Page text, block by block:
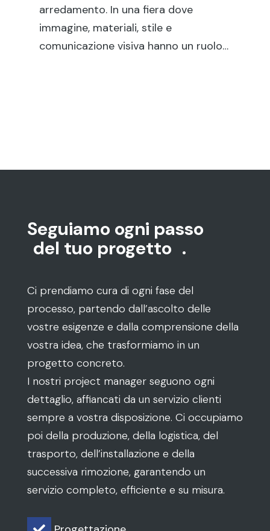
arredamento. In una fiera dove
immagine, materiali, stile e
comunicazione visiva hanno un ruolo…
Seguiamo ogni passo
del tuo progetto .
Ci prendiamo cura di ogni fase del
processo, partendo dall’ascolto delle
vostre esigenze e dalla comprensione della
vostra idea, che trasformiamo in un
progetto concreto.
I nostri project manager seguono ogni
dettaglio, affiancati da un servizio clienti
sempre a vostra disposizione. Ci occupiamo
poi della produzione, della logistica, del
trasporto, dell’installazione e della
successiva rimozione, garantendo un
servizio completo, efficiente e su misura.